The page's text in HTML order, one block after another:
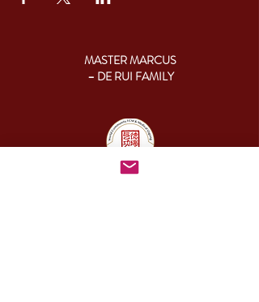
MASTER MARCUS
– DE RUI FAMILY